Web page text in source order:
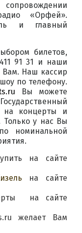
«Орфей».
и главный
билетов,
91 31 и наши
Вам. Наш кассир
по телефону.
Вы можете
на концерты и
у нас Вы
номинальной
на сайте
на сайте
на сайте
желает Вам